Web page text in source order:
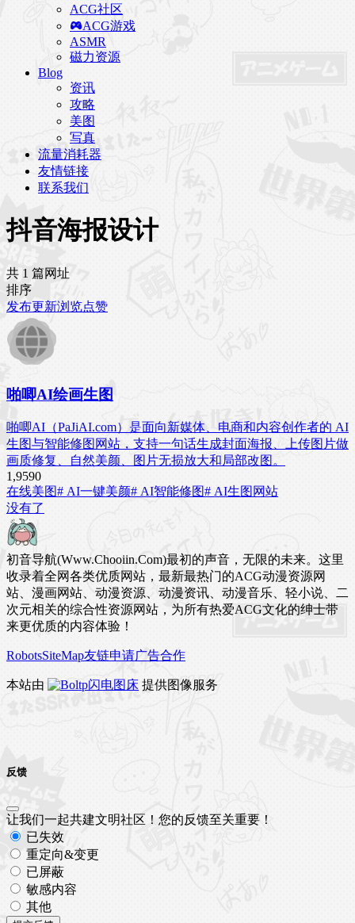
ACG社区
ACG游戏
ASMR
磁力资源
Blog
资讯
攻略
美图
写真
流量消耗器
友情链接
联系我们
抖音海报设计
共 1 篇网址
排序
发布更新浏览点赞
啪唧AI绘画生图
啪唧AI（PaJiAI.com）是面向新媒体、电商和内容创作者的 AI
生图与智能修图网站，支持一句话生成封面海报、上传图片做
画质修复、自然美颜、图片无损放大和局部改图。
1,9590
在线美图# AI一键美颜# AI智能修图# AI生图网站
没有了
初音导航(Www.Chooiin.Com)最初的声音，无限的未来。这里
收录着全网各类优质网站，最新最热门的ACG动漫资源网
站、漫画网站、动漫资源、动漫资讯、动漫音乐、轻小说、二
次元相关的综合性资源网站，为所有热爱ACG文化的绅士带
来更优质的内容体验！
RobotsSiteMap友链申请广告合作
本站由 闪电图床 提供图像服务
反馈
让我们一起共建文明社区！您的反馈至关重要！
已失效
重定向&变更
已屏蔽
敏感内容
其他